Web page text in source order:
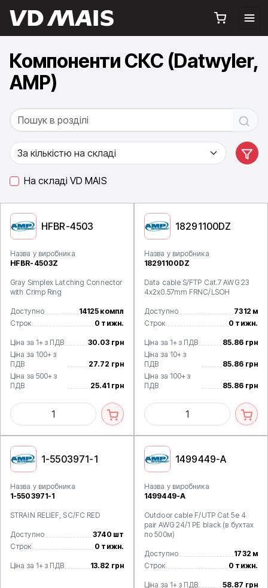
Компоненти СКС (Datwyler,
AMP)
На складі VD MAIS
HFBR-4503
Назва у виробника
HFBR-4503Z
Gray Simplex Latching Connector
with Crimp Ring
Доступно
14125 компл
Строк
0 тижн.
Ціна за 1+ з ПДВ
30.03 грн
Ціна за 100+ з
ПДВ
27.72 грн
Ціна за 500+ з
ПДВ
25.41 грн
18291100DZ
Назва у виробника
18291100DZ
Data cable S/FTP Cat.7 AWG 23
4x2x0.57mm FRNC/LSOH
Доступно
7312 м
Строк
0 тижн.
Ціна за 1+ з ПДВ
85.86 грн
Ціна за 10+ з
ПДВ
85.86 грн
Ціна за 100+ з
ПДВ
85.86 грн
1-5503971-1
Назва у виробника
1-5503971-1
STRAIN RELIEF, SC/FC RED
Доступно
3740 шт
Строк
0 тижн.
Ціна за 1+ з ПДВ 13.82 грн
1499449-A
Назва у виробника
1499449-A
Outdoor cable F/UTP Cat 5e 4
pair AWG 24/1 PE black (в бухтах
по 500м)
Доступно
1732 м
Строк
0 тижн.
Ціна за 1+ з ПДВ
58.87 грн